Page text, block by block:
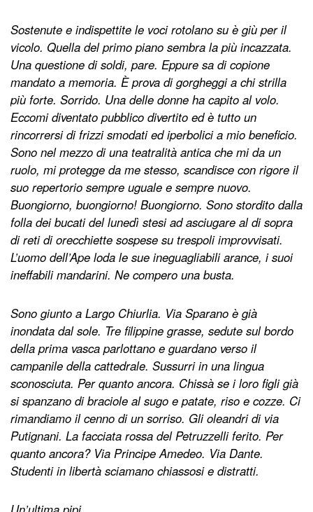
Sostenute e indispettite le voci rotolano su è giù per il
vicolo. Quella del primo piano sembra la più incazzata.
Una questione di soldi, pare. Eppure sa di copione
mandato a memoria. È prova di gorgheggi a chi strilla
più forte. Sorrido. Una delle donne ha capito al volo.
Eccomi diventato pubblico divertito ed è tutto un
rincorrersi di frizzi smodati ed iperbolici a mio beneficio.
Sono nel mezzo di una teatralità antica che mi da un
ruolo, mi protegge da me stesso, scandisce con rigore il
suo repertorio sempre uguale e sempre nuovo.
Buongiorno, buongiorno! Buongiorno. Sono stordito dalla
folla dei bucati del lunedì stesi ad asciugare al di sopra
di reti di orecchiette sospese su trespoli improvvisati.
L’uomo dell’Ape loda le sue ineguagliabili arance, i suoi
ineffabili mandarini. Ne compero una busta.
Sono giunto a Largo Chiurlia. Via Sparano è già
inondata dal sole. Tre filippine grasse, sedute sul bordo
della prima vasca parlottano e guardano verso il
campanile della cattedrale. Sussurri in una lingua
sconosciuta. Per quanto ancora. Chissà se i loro figli già
si spanzano di braciole al sugo e patate, riso e cozze. Ci
rimandiamo il cenno di un sorriso. Gli oleandri di via
Putignani. La facciata rossa del Petruzzelli ferito. Per
quanto ancora? Via Principe Amedeo. Via Dante.
Studenti in libertà sciamano chiassosi e distratti.